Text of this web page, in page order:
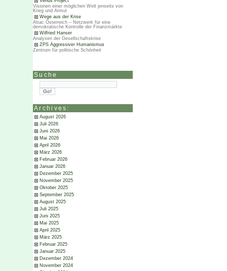
Visionen einer möglichen Welt jenseits von
Krieg und Armut
Wege aus der Krise
Attac Österreich – Netzwerk für eine
demokratische Kontrolle der Finanzmärkte
Wilfried Hanser
Analysen der Gesellschaftskrise
ZPS Aggressiver Humanismus
Zentrum für politische Schönheit
Suche
Archives:
August 2026
Juli 2026
Juni 2026
Mai 2026
April 2026
März 2026
Februar 2026
Januar 2026
Dezember 2025
November 2025
Oktober 2025
September 2025
August 2025
Juli 2025
Juni 2025
Mai 2025
April 2025
März 2025
Februar 2025
Januar 2025
Dezember 2024
November 2024